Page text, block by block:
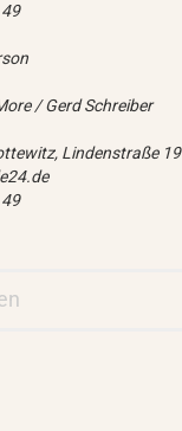
/ Gerd Schreiber
Lindenstraße 19